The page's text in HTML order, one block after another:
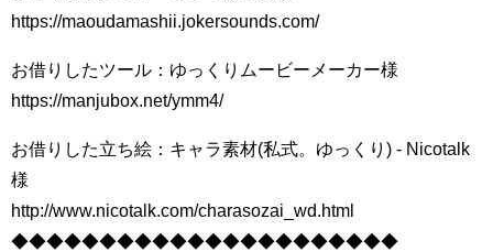
https://maoudamashii.jokersounds.com/
お借りしたツール：ゆっくりムービーメーカー様
https://manjubox.net/ymm4/
お借りした立ち絵：キャラ素材(私式。ゆっくり) - Nicotalk
様
http://www.nicotalk.com/charasozai_wd.html
◆◆◆◆◆◆◆◆◆◆◆◆◆◆◆◆◆◆◆◆◆◆